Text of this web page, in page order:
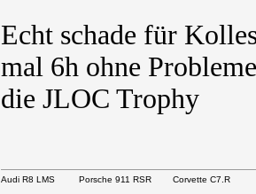
Echt schade für
mal 6h ohne
die JLOC Trophy
Audi R8 LMS Porsche 911 RSR Corvette C7.R